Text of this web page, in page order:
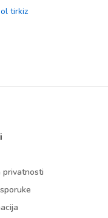
tirkiz
privatnosti